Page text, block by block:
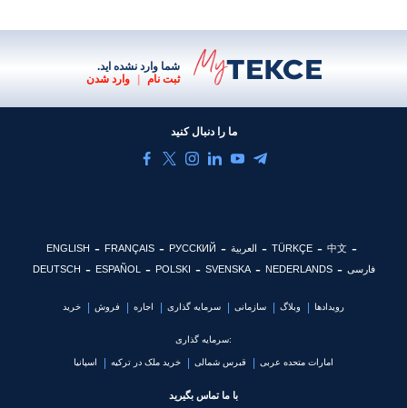
شما وارد نشده اید.
ثبت نام
| وارد شدن
ما را دنبال کنید
ENGLISH FRANÇAIS РУССКИЙ العربية TÜRKÇE
中文
DEUTSCH
ESPAÑOL POLSKI SVENSKA NEDERLANDS فارسی
خرید فروش اجاره سرمایه گذاری سازمانی وبلاگ رویدادها
سرمایه گذاری:
اسپانیا خرید ملک در ترکیه قبرس شمالی امارات متحده عربی
با ما تماس بگیرید